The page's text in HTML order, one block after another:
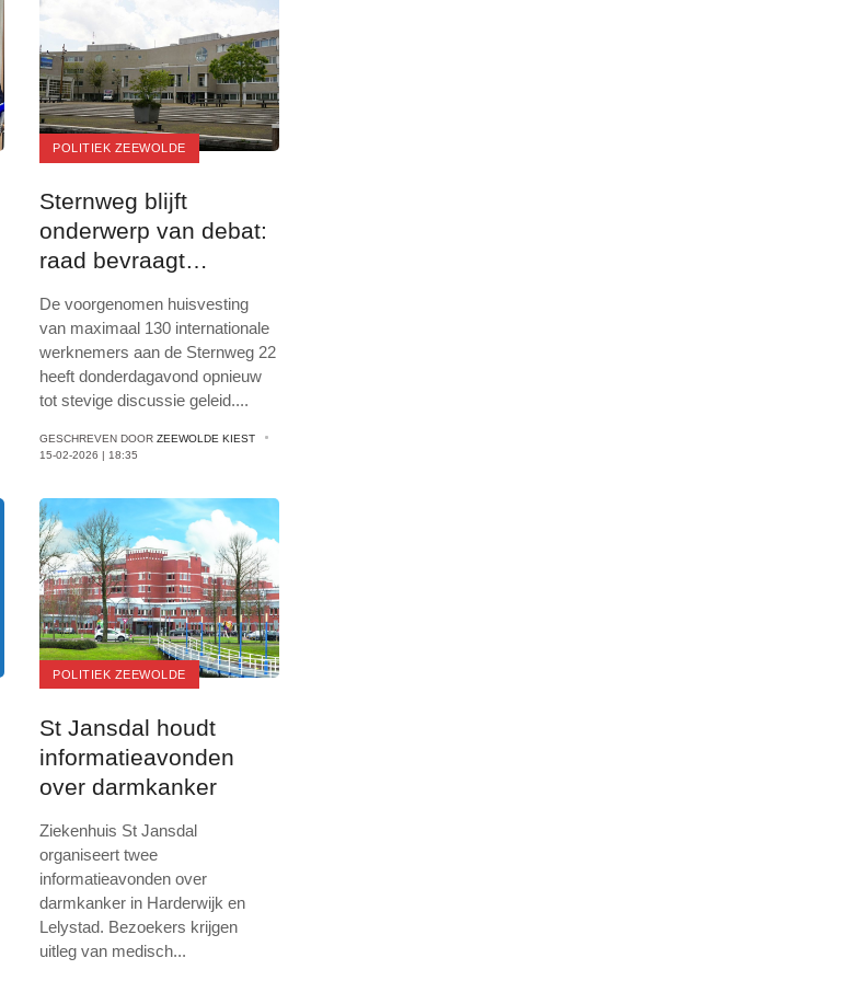
POLITIEK ZEEWOLDE
Sternweg blijft
onderwerp van debat:
raad bevraagt
houdbaarheid en
locatiekeuze
De voorgenomen huisvesting
van maximaal 130 internationale
werknemers aan de Sternweg 22
heeft donderdagavond opnieuw
tot stevige discussie geleid....
GESCHREVEN DOORZEEWOLDE KIEST
15-02-2026 | 18:35
POLITIEK ZEEWOLDE
St Jansdal houdt
informatieavonden
over darmkanker
Ziekenhuis St Jansdal
organiseert twee
informatieavonden over
darmkanker in Harderwijk en
Lelystad. Bezoekers krijgen
uitleg van medisch...